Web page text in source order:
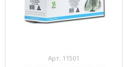
Арт. 11501